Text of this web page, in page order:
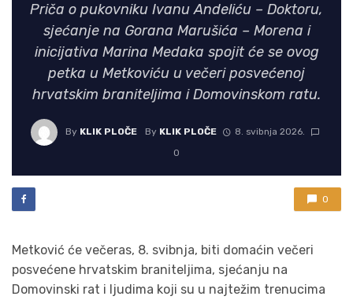
Priča o pukovniku Ivanu Andeliću – Doktoru,
sjećanje na Gorana Marušića – Morena i
inicijativa Marina Medaka spojit će se ovog
petka u Metkoviću u večeri posvećenoj
hrvatskim braniteljima i Domovinskom ratu.
By KLIK PLOČE By KLIK PLOČE
8. svibnja 2026.
0
0
Metković će večeras, 8. svibnja, biti domaćin večeri
posvećene hrvatskim braniteljima, sjećanju na
Domovinski rat i ljudima koji su u najtežim trenucima